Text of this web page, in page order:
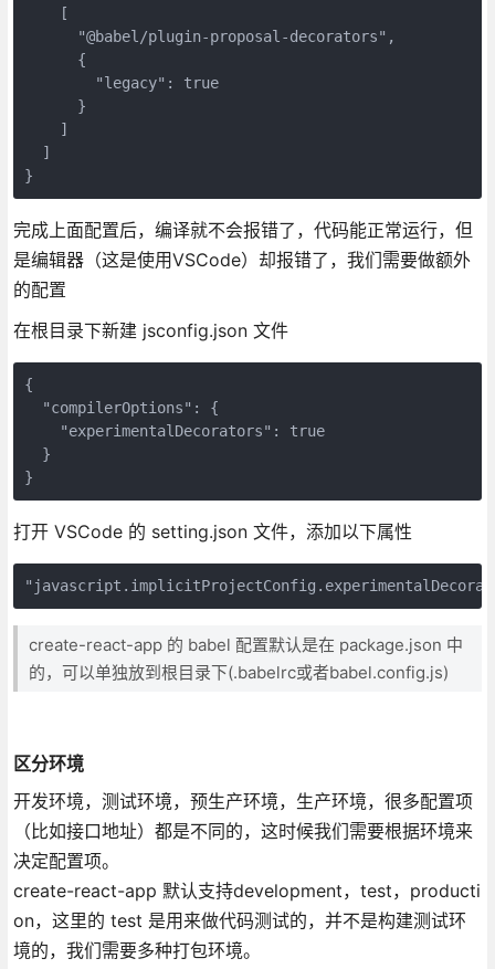
    [
      "@babel/plugin-proposal-decorators",
      {
        "legacy": true
      }
    ]
  ]
}
完成上面配置后，编译就不会报错了，代码能正常运行，但
是编辑器（这是使用VSCode）却报错了，我们需要做额外
的配置
在根目录下新建 jsconfig.json 文件
{
  "compilerOptions": {
    "experimentalDecorators": true
  }
}
打开 VSCode 的 setting.json 文件，添加以下属性
create-react-app 的 babel 配置默认是在 package.json 中
的，可以单独放到根目录下(.babelrc或者babel.config.js)
区分环境
开发环境，测试环境，预生产环境，生产环境，很多配置项
（比如接口地址）都是不同的，这时候我们需要根据环境来
决定配置项。
create-react-app 默认支持development，test，producti
on，这里的 test 是用来做代码测试的，并不是构建测试环
境的，我们需要多种打包环境。